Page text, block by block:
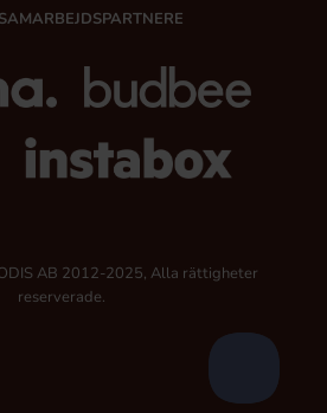
AB 2012-2025, Alla rättigheter
reserverade.